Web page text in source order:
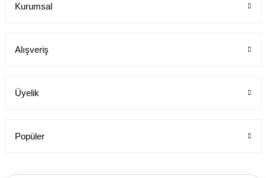
Kurumsal
Alışveriş
Üyelik
Popüler